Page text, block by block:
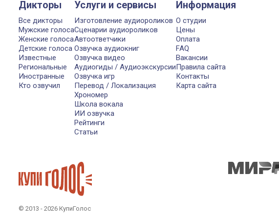
Дикторы
Все дикторы
Мужские голоса
Женские голоса
Детские голоса
Известные
Региональные
Иностранные
Кто озвучил
Услуги и сервисы
Изготовление аудиороликов
Сценарии аудиороликов
Автоответчики
Озвучка аудиокниг
Озвучка видео
Аудиогиды / Аудиоэкскурсии
Озвучка игр
Перевод / Локализация
Хрономер
Школа вокала
ИИ озвучка
Рейтинги
Статьи
Информация
О студии
Цены
Оплата
FAQ
Вакансии
Правила сайта
Контакты
Карта сайта
© 2013 - 2026 КупиГолос